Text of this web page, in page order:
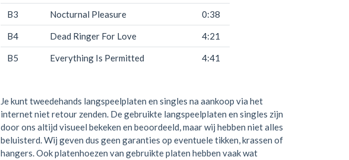
B3 Nocturnal Pleasure 0:38
B4 Dead Ringer For Love 4:21
B5 Everything Is Permitted 4:41
Je kunt tweedehands langspeelplaten en singles na aankoop via het
internet niet retour zenden. De gebruikte langspeelplaten en singles zijn
door ons altijd visueel bekeken en beoordeeld, maar wij hebben niet alles
beluisterd. Wij geven dus geen garanties op eventuele tikken, krassen of
hangers. Ook platenhoezen van gebruikte platen hebben vaak wat